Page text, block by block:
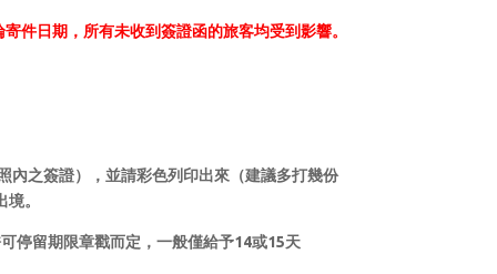
件日期，所有未收到簽證函的旅客均受到影響。
之簽證），並請彩色列印出來（建議多打幾份
。
停留期限章戳而定，一般僅給予14或15天